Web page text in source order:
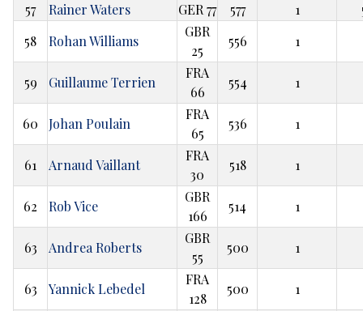
57 Rainer Waters GER 77 577 1
58
Rohan Williams
GBR
25
556 1
59 Guillaume Terrien
FRA
66
554 1
60 Johan Poulain
FRA
65
536 1
61 Arnaud Vaillant
FRA
30
518 1
62 Rob Vice
GBR
166
514 1
63 Andrea Roberts
GBR
55
500 1
63 Yannick Lebedel
FRA
128
500 1